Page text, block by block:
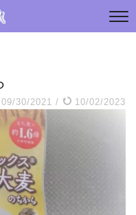
blog
09/30/2021 / 10/02/2023